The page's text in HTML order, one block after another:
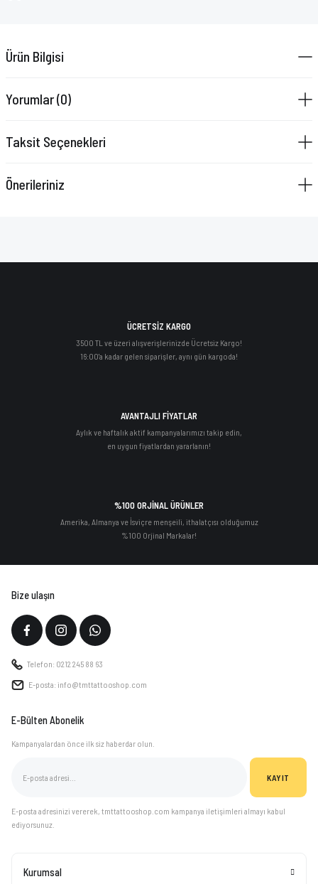
Ürün Bilgisi
Yorumlar (0)
Taksit Seçenekleri
Önerileriniz
ÜCRETSİZ KARGO
3500 TL ve üzeri alışverişlerinizde Ücretsiz Kargo!
16:00'a kadar gelen siparişler, aynı gün kargoda!
AVANTAJLI FİYATLAR
Aylık ve haftalık aktif kampanyalarımızı takip edin,
en uygun fiyatlardan yararlanın!
%100 ORJİNAL ÜRÜNLER
Amerika, Almanya ve İsviçre menşeili, ithalatçısı olduğumuz
%100 Orjinal Markalar!
Bize ulaşın
Telefon: 0212 245 88 63
E-posta: info@tmttattooshop.com
Kurumsal
E-Bülten Abonelik
Kampanyalardan önce ilk siz haberdar olun.
KAYIT
E-posta adresinizi vererek, tmttattooshop.com kampanya iletişimleri almayı kabul
ediyorsunuz.